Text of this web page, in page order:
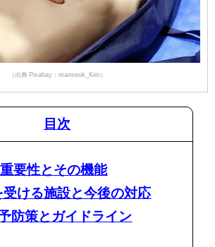
（出典 Pixabay：manseok_Kim）
目次
要性とその機能
受ける施設と今後の対応
防策とガイドライン